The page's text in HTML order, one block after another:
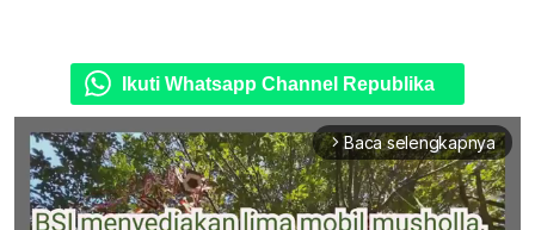
Ikuti Whatsapp Channel Republika
arrow_forward_ios Baca selengkapnya